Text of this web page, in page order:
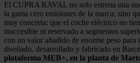
El CUPRA RAVAL no solo estrena una
la gama cero emisiones de la marca; sino
muy concreta: que el coche eléctrico no
inaccesible ni reservado a segmentos
con un valor añadido de enorme peso para
diseñado, desarrollado y fabricado en
plataforma MEB+, en la planta de